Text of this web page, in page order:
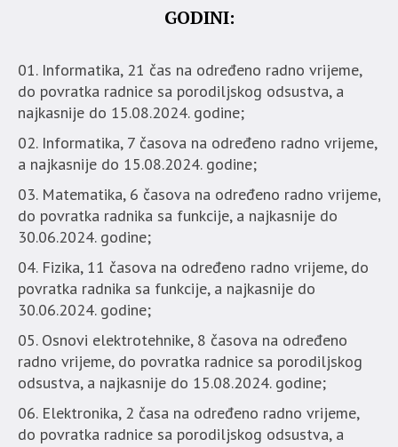
GODINI:
Informatika, 21 čas na određeno radno vrijeme,
do povratka radnice sa porodiljskog odsustva, a
najkasnije do 15.08.2024. godine;
Informatika, 7 časova na određeno radno vrijeme,
a najkasnije do 15.08.2024. godine;
Matematika, 6 časova na određeno radno vrijeme,
do povratka radnika sa funkcije, a najkasnije do
30.06.2024. godine;
Fizika, 11 časova na određeno radno vrijeme, do
povratka radnika sa funkcije, a najkasnije do
30.06.2024. godine;
Osnovi elektrotehnike, 8 časova na određeno
radno vrijeme, do povratka radnice sa porodiljskog
odsustva, a najkasnije do 15.08.2024. godine;
Elektronika, 2 časa na određeno radno vrijeme,
do povratka radnice sa porodiljskog odsustva, a